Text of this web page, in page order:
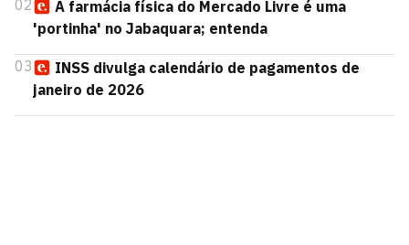
02
A farmácia física do Mercado Livre é uma
'portinha' no Jabaquara; entenda
03
INSS divulga calendário de pagamentos de
janeiro de 2026